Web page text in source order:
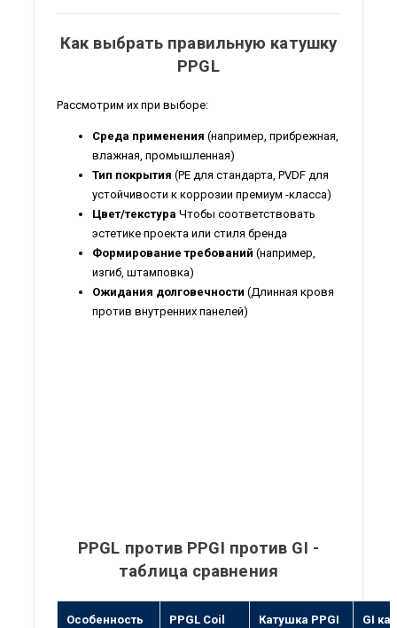
Как выбрать правильную катушку
PPGL
Рассмотрим их при выборе:
Среда применения (например, прибрежная,
влажная, промышленная)
Тип покрытия (PE для стандарта, PVDF для
устойчивости к коррозии премиум -класса)
Цвет/текстура Чтобы соответствовать
эстетике проекта или стиля бренда
Формирование требований (например,
изгиб, штамповка)
Ожидания долговечности (Длинная кровя
против внутренних панелей)
PPGL против PPGI против GI -
таблица сравнения
Особенность PPGL Coil Катушка PPGI GI